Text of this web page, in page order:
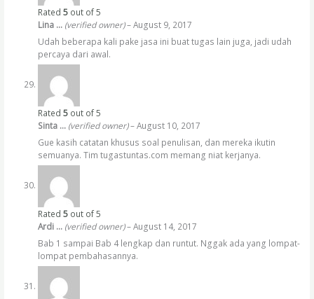
Rated 5out of 5
Lina … (verified owner) – August 9, 2017
Udah beberapa kali pake jasa ini buat tugas lain juga, jadi udah
percaya dari awal.
Rated 5out of 5
Sinta … (verified owner) – August 10, 2017
Gue kasih catatan khusus soal penulisan, dan mereka ikutin
semuanya. Tim tugastuntas.com memang niat kerjanya.
Rated 5out of 5
Ardi … (verified owner) – August 14, 2017
Bab 1 sampai Bab 4 lengkap dan runtut. Nggak ada yang lompat-
lompat pembahasannya.